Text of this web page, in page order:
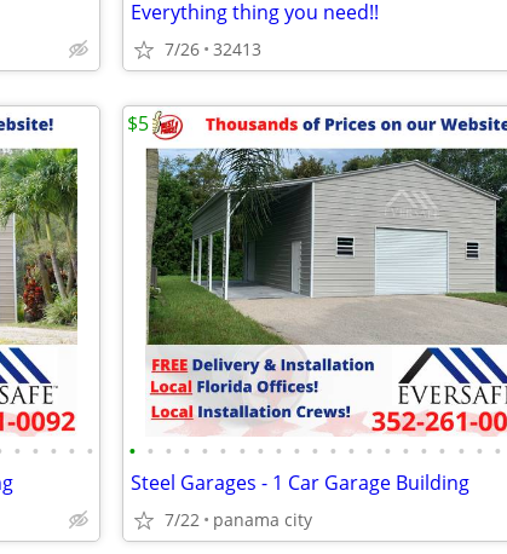
Everything thing you need!!
7/26 32413
• • • • • • • • • • • • • • • • • • • • • • • • • •
Steel Garages - 1 Car Garage Building
7/22 panama city
$5